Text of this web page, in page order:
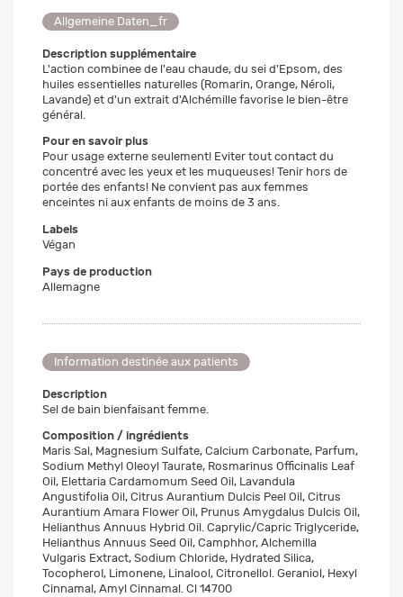
Allgemeine Daten_fr
Description supplémentaire
L'action combinee de l'eau chaude, du sei d'Epsom, des
huiles essentielles naturelles (Romarin, Orange, Néroli,
Lavande) et d'un extrait d'Alchémille favorise le bien-être
général.
Pour en savoir plus
Pour usage externe seulement! Eviter tout contact du
concentré avec les yeux et les muqueuses! Tenir hors de
portée des enfants! Ne convient pas aux femmes
enceintes ni aux enfants de moins de 3 ans.
Labels
Végan
Pays de production
Allemagne
Information destinée aux patients
Description
Sel de bain bienfaisant femme.
Composition / ingrédients
Maris Sal, Magnesium Sulfate, Calcium Carbonate, Parfum,
Sodium Methyl Oleoyl Taurate, Rosmarinus Officinalis Leaf
Oil, Elettaria Cardamomum Seed Oil, Lavandula
Angustifolia Oil, Citrus Aurantium Dulcis Peel Oil, Citrus
Aurantium Amara Flower Oil, Prunus Amygdalus Dulcis Oil,
Helianthus Annuus Hybrid Oil. Caprylic/Capric Triglyceride,
Helianthus Annuus Seed Oil, Camphhor, Alchemilla
Vulgaris Extract, Sodium Chloride, Hydrated Silica,
TocopheroI, Limonene, Linalool, Citronellol. Geraniol, Hexyl
Cinnamal, Amyl Cinnamal. Cl 14700